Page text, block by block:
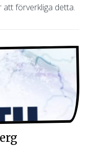
förverkliga detta.